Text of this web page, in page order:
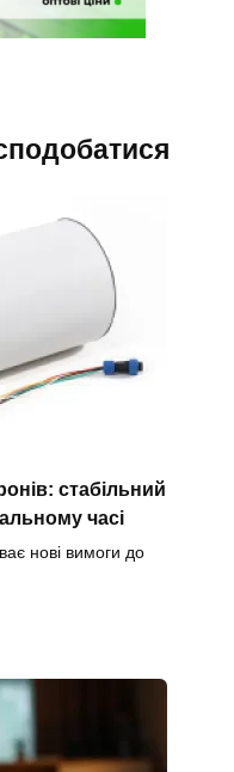
стабільний
часі
нові вимоги до